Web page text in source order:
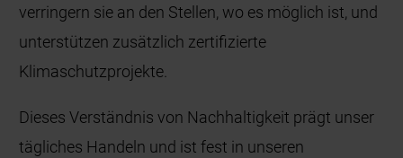
verringern sie an den Stellen, wo es möglich ist, und
unterstützen zusätzlich zertifizierte
Klimaschutzprojekte.
Dieses Verständnis von Nachhaltigkeit prägt unser
tägliches Handeln und ist fest in unseren